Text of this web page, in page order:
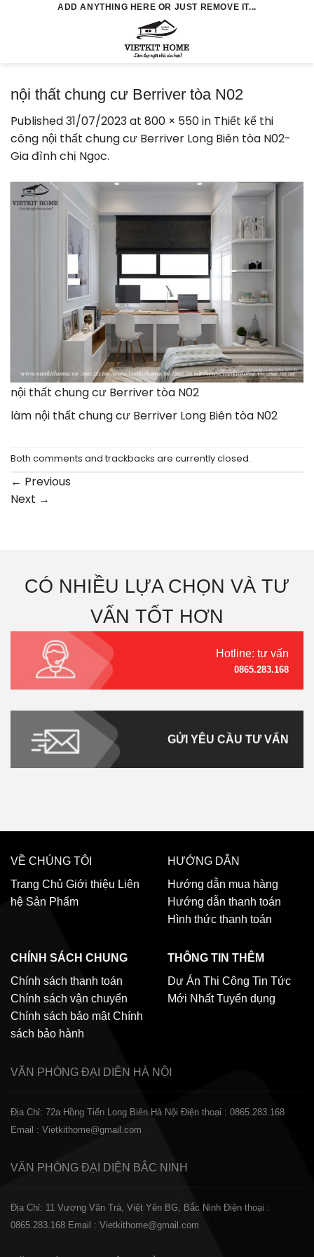
ADD ANYTHING HERE OR JUST REMOVE IT...
nội thất chung cư Berriver tòa N02
Published31/07/2023at 800 × 550in Thiết kế thi
công nội thất chung cư Berriver Long Biên tòa N02-
Gia đình chị Ngọc.
nội thất chung cư Berriver tòa N02
làm nội thất chung cư Berriver Long Biên tòa N02
Both comments and trackbacks are currently closed.
← Previous
Next →
CÓ NHIỀU LỰA CHỌN VÀ TƯ
VẤN TỐT HƠN
Hotline: tư vấn
0865.283.168
GỬI YÊU CẦU TƯ VẤN
VỀ CHÚNG TÔI
Trang Chủ Giới thiệu Liên
hệ Sản Phẩm
HƯỚNG DẪN
Hướng dẫn mua hàng
Hướng dẫn thanh toán
Hình thức thanh toán
CHÍNH SÁCH CHUNG
Chính sách thanh toán
Chính sách vận chuyển
Chính sách bảo mật Chính
sách bảo hành
THÔNG TIN THÊM
Dự Án Thi Công Tin Tức
Mới Nhất Tuyển dụng
VĂN PHÒNG ĐẠI DIỆN HÀ NỘI
Địa Chỉ: 72a Hồng Tiến Long Biên Hà Nội Điện thoại : 0865.283.168
Email : Vietkithome@gmail.com
VĂN PHÒNG ĐẠI DIỆN BẮC NINH
Địa Chỉ: 11 Vương Văn Trà, Việt Yên BG, Bắc Ninh Điện thoại :
0865.283.168 Email : Vietkithome@gmail.com